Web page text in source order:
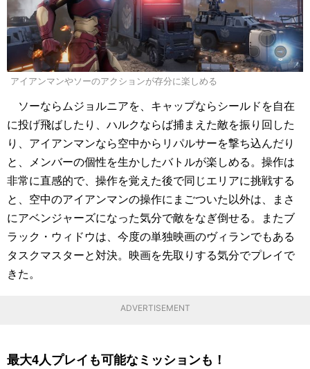
アイアンマンやソーのアクションが存分に楽しめる
ソーならムジョルニアを、キャップならシールドを自在
に投げ飛ばしたり、ハルクならば捕まえた敵を振り回した
り、アイアンマンなら空中からリパルサーを撃ち込んだり
と、メンバーの個性を生かしたバトルが楽しめる。操作は
非常に直感的で、操作を覚えた後で同じエリアに挑戦する
と、空中のアイアンマンの操作にまごついた以外は、まさ
にアベンジャーズになった気分で敵をなぎ倒せる。またブ
ラック・ウィドウは、今度の単独映画のヴィランでもある
タスクマスターと対決。映画を先取りする気分でプレイで
きた。
ADVERTISEMENT
最大4人プレイも可能なミッションも！